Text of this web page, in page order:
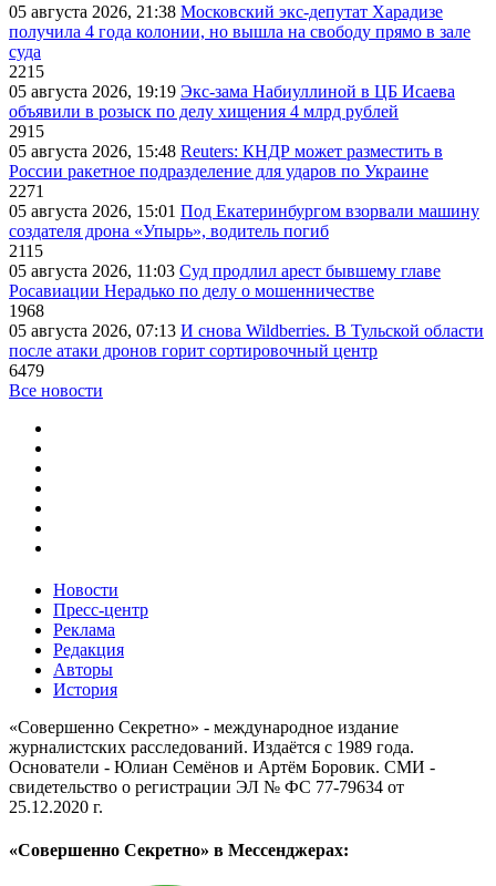
05 августа 2026, 21:38 Московский экс-депутат Харадизе
получила 4 года колонии, но вышла на свободу прямо в зале
суда
2215
05 августа 2026, 19:19 Экс-зама Набиуллиной в ЦБ Исаева
объявили в розыск по делу хищения 4 млрд рублей
2915
05 августа 2026, 15:48 Reuters: КНДР может разместить в
России ракетное подразделение для ударов по Украине
2271
05 августа 2026, 15:01 Под Екатеринбургом взорвали машину
создателя дрона «Упырь», водитель погиб
2115
05 августа 2026, 11:03 Суд продлил арест бывшему главе
Росавиации Нерадько по делу о мошенничестве
1968
05 августа 2026, 07:13 И снова Wildberries. В Тульской области
после атаки дронов горит сортировочный центр
6479
Все новости
Новости
Пресс-центр
Реклама
Редакция
Авторы
История
«Совершенно Секретно» - международное издание
журналистских расследований. Издаётся с 1989 года.
Основатели - Юлиан Семёнов и Артём Боровик. CМИ -
свидетельство о регистрации ЭЛ № ФС 77-79634 от
25.12.2020 г.
«Совершенно Секретно» в Мессенджерах: